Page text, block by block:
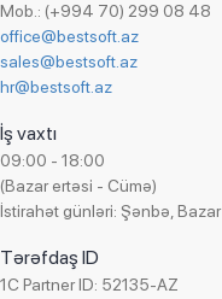
Mob.: (+994 70) 299 08 48
office@bestsoft.az
sales@bestsoft.az
hr@bestsoft.az
İş vaxtı
09:00 - 18:00
(Bazar ertəsi - Cümə)
İstirahət günləri: Şənbə, Bazar
Tərəfdaş ID
1C Partner ID: 52135-AZ